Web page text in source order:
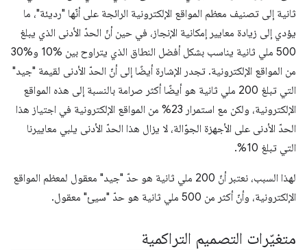
ثانية إلى تصنيف معظم المواقع الإلكترونية الرائجة على أنّها "رديئة"، ما
يؤدي إلى زيادة معايير إمكانية الإنجاز، في حين أنّ الحدّ الأدنى الذي يبلغ
500 ملي ثانية يناسب بشكل أفضل النطاق الذي يتراوح بين %10 و%30
من المواقع الإلكترونية. تجدر الإشارة أيضًا إلى أنّ الحدّ الأدنى لقيمة "جيد"
التي تبلغ 200 ملي ثانية هو أيضًا أكثر صرامة بالنسبة إلى هذه المواقع
الإلكترونية، ولكن مع استمرار 23% من المواقع الإلكترونية في اجتياز هذا
الحدّ الأدنى على الأجهزة الجوّالة، لا يزال هذا الحدّ الأدنى يلبي معاييرنا
التي تبلغ 10%.
لهذا السبب، نعتبر أنّ 200 ملي ثانية هو حدّ "جيد" معقول لمعظم المواقع
الإلكترونية، وأنّ أكثر من 500 ملي ثانية هو حدّ "سيئ" معقول.
متغيّرات التصميم التراكمية